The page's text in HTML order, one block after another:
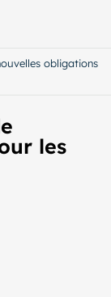
obligations
les